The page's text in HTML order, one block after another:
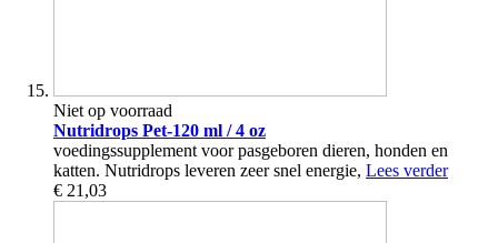
Niet op voorraad
Nutridrops Pet-120 ml / 4 oz
voedingssupplement voor pasgeboren dieren, honden en
katten. Nutridrops leveren zeer snel energie, Lees verder
€ 21,03